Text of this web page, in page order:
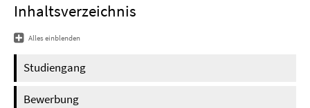
Inhaltsverzeichnis
Alles einblenden
Studiengang
Bewerbung